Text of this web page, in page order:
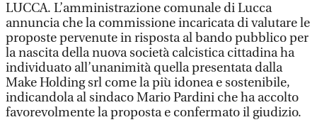
LUCCA. L’amministrazione comunale di Lucca
annuncia che la commissione incaricata di valutare le
proposte pervenute in risposta al bando pubblico per
la nascita della nuova società calcistica cittadina ha
individuato all’unanimità quella presentata dalla
Make Holding srl come la più idonea e sostenibile,
indicandola al sindaco Mario Pardini che ha accolto
favorevolmente la proposta e confermato il giudizio.